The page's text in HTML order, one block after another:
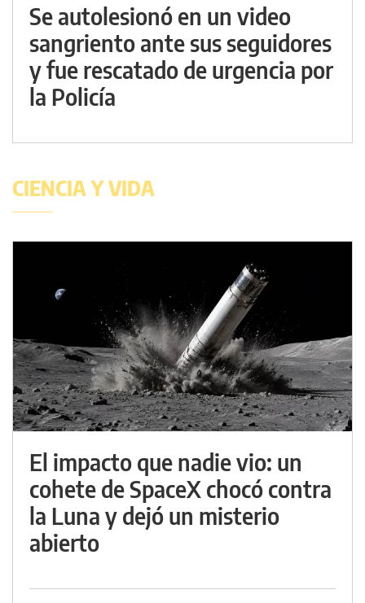
Se autolesionó en un video
sangriento ante sus seguidores
y fue rescatado de urgencia por
la Policía
CIENCIA Y VIDA
El impacto que nadie vio: un
cohete de SpaceX chocó contra
la Luna y dejó un misterio
abierto